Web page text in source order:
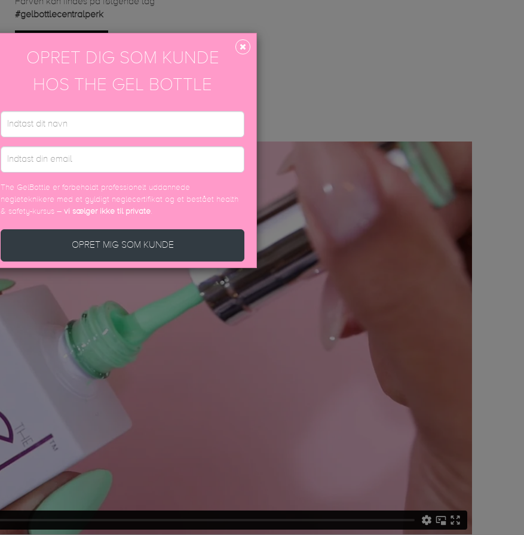
#gelbottlecentralperk
OPRET DIG SOM KUNDE
HOS THE GEL BOTTLE
The GelBottle er forbeholdt professionelt uddannede
negleteknikere med et gyldigt neglecertifikat og et bestået health
& safety-kursus – vi sælger ikke til private.
OPRET MIG SOM KUNDE